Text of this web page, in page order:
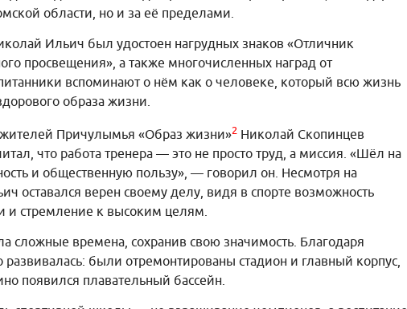
области, но и за её пределами.
Ильич был удостоен нагрудных знаков «Отличник
просвещения», а также многочисленных наград от
вспоминают о нём как о человеке, который всю жизнь
образа жизни.
Причулымья «Образ жизни»2 Николай Скопинцев
что работа тренера — это не просто труд, а миссия. «Шёл на
и общественную пользу», — говорил он. Несмотря на
оставался верен своему делу, видя в спорте возможность
и стремление к высоким целям.
времена, сохранив свою значимость. Благодаря
были отремонтированы стадион и главный корпус,
появился плавательный бассейн.